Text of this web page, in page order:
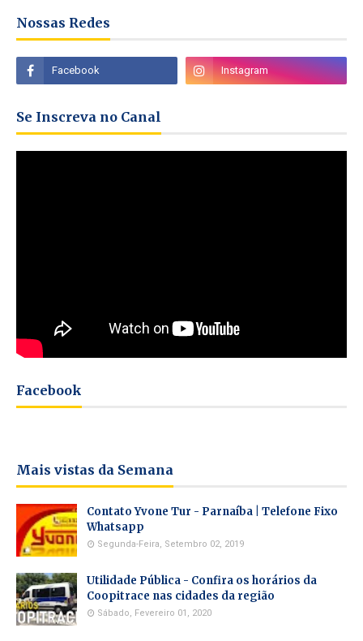
Nossas Redes
Se Inscreva no Canal
Facebook
Mais vistas da Semana
Contato Yvone Tur - Parnaíba | Telefone Fixo
Whatsapp
Segunda-Feira, Setembro 02, 2019
Utilidade Pública - Confira os horários da
Coopitrace nas cidades da região
Sábado, Fevereiro 01, 2020